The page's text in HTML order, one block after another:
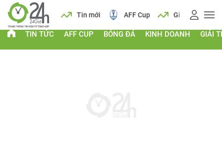
Lịch Tin mới AFF Cup Giá vàng
TIN TỨC AFF CUP BÓNG ĐÁ KINH DOANH GIẢI